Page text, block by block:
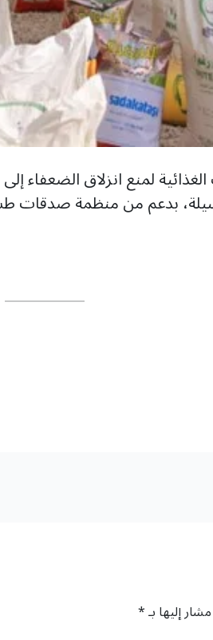
بدعم من منظمة صدقات
إليها بـ*